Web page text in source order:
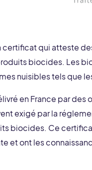
qui atteste
biocides. Les
nuisibles tels que
en France par
exigé par la
biocides. Ce
et ont les